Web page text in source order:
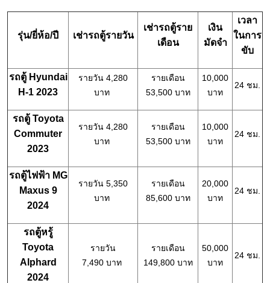
รุ่น/ยี่ห้อ/ปี เช่ารถตู้รายวัน
เช่ารถตู้ราย
เดือน
เงิน
มัดจำ
เวลา
ในการ
ขับ
รถตู้ Hyundai
H-1 2023
รายวัน 4,280
บาท
รายเดือน
53,500 บาท
10,000
บาท
24 ชม.
รถตู้ Toyota
Commuter
2023
รายวัน 4,280
บาท
รายเดือน
53,500 บาท
10,000
บาท
24 ชม.
รถตู้ไฟฟ้า MG
Maxus 9
2024
รายวัน 5,350
บาท
รายเดือน
85,600 บาท
20,000
บาท
24 ชม.
รถตู้หรู้
Toyota
Alphard
2024
รายวัน
7,490 บาท
รายเดือน
149,800 บาท
50,000
บาท
24 ชม.